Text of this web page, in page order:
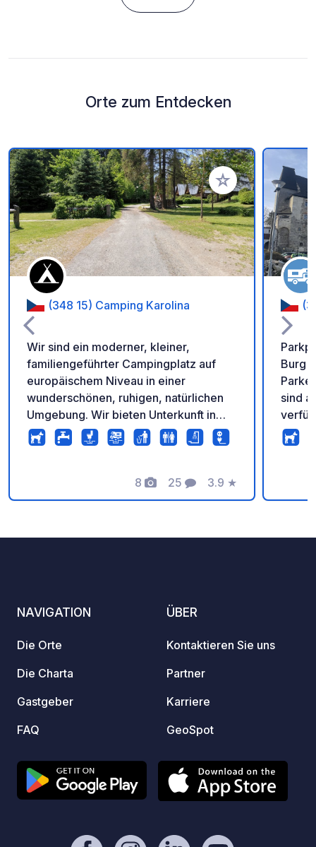
Orte zum Entdecken
Zu Ihren Favoriten
(348 15) Camping Karolina
Wir sind ein moderner, kleiner,
familiengeführter Campingplatz auf
europäischem Niveau in einer
wunderschönen, ruhigen, natürlichen
Umgebung. Wir bieten Unterkunft in
ausgestatteten Hütten, Mobilheimen
und Plätzen für Zelte oder Wohnwagen
8
Fotos
25
Kommentare
3.9
Bewertung
★
Burg
sind
verfügbar.
NAVIGATION
Die Orte
Die Charta
Gastgeber
FAQ
ÜBER
Kontaktieren Sie uns
Partner
Karriere
GeoSpot